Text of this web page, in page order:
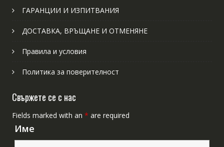
ГАРАНЦИИ И ИЗПИТВАНИЯ
ДОСТАВКА, ВРЪЩАНЕ И ОТМЕНЯНЕ
Правила и условия
Политика за поверителност
Свържете се с нас
Fields marked with an * are required
Име